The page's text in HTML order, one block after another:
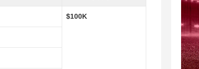
$100K